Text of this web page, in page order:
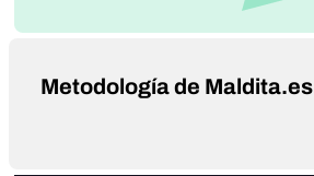
Metodología de Maldita.es